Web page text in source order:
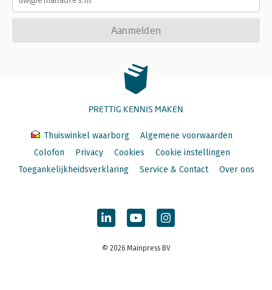
Aanmelden
PRETTIG KENNIS MAKEN
Thuiswinkel waarborg
Algemene voorwaarden
Colofon
Privacy Cookies
Cookie instellingen
Toegankelijkheidsverklaring
Service & Contact Over ons
© 2026 Mainpress BV